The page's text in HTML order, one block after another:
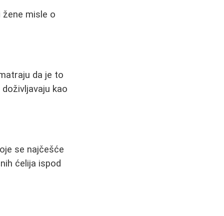
misle o
da je to
kao
se najčešće
ćelija ispod